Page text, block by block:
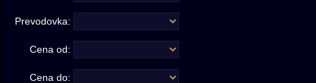
Prevodovka:
Cena od:
Cena do: